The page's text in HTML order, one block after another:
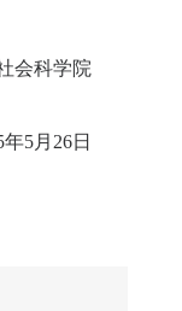
会科学院
年5月 26日